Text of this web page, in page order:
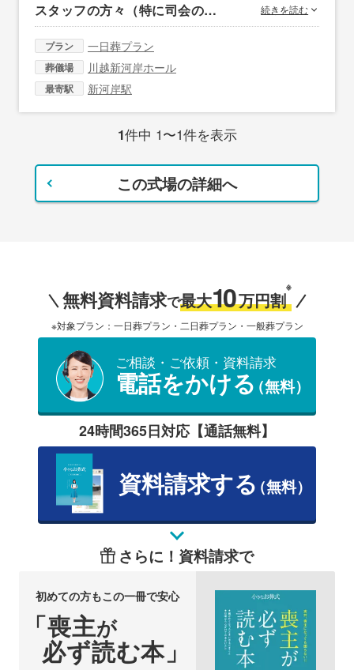
スタッフの方々（特に司会の…
続きを読む
プラン 一日葬プラン
葬儀場 川越新河岸ホール
最寄駅 新河岸駅
1件中 1〜1件を表示
この式場の詳細へ
無料資料請求で最大10万円割
※
※対象プラン：一日葬プラン・二日葬プラン・一般葬プラン
ご相談・ご依頼・資料請求
電話をかける（無料）
24時間365日対応【通話無料】
資料請求する（無料）
さらに！資料請求で
初めての方もこの一冊で安心
「喪主が
必ず読む本」